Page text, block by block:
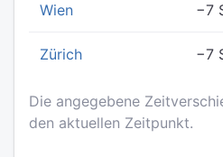
Wien −7
Zürich −7
Die angegebene
den aktuellen Zeitpunkt.